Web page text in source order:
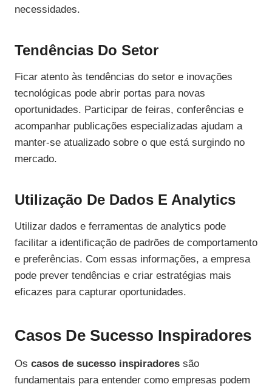
necessidades.
Tendências Do Setor
Ficar atento às tendências do setor e inovações
tecnológicas pode abrir portas para novas
oportunidades. Participar de feiras, conferências e
acompanhar publicações especializadas ajudam a
manter-se atualizado sobre o que está surgindo no
mercado.
Utilização De Dados E Analytics
Utilizar dados e ferramentas de analytics pode
facilitar a identificação de padrões de comportamento
e preferências. Com essas informações, a empresa
pode prever tendências e criar estratégias mais
eficazes para capturar oportunidades.
Casos De Sucesso Inspiradores
Os casos de sucesso inspiradores são
fundamentais para entender como empresas podem